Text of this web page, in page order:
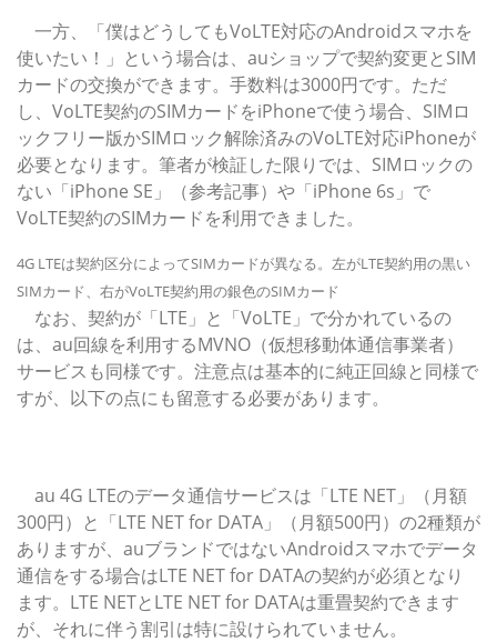
一方、「僕はどうしてもVoLTE対応のAndroidスマホを
使いたい！」という場合は、auショップで契約変更とSIM
カードの交換ができます。手数料は3000円です。ただ
し、VoLTE契約のSIMカードをiPhoneで使う場合、SIMロ
ックフリー版かSIMロック解除済みのVoLTE対応iPhoneが
必要となります。筆者が検証した限りでは、SIMロックの
ない「iPhone SE」（参考記事）や「iPhone 6s」で
VoLTE契約のSIMカードを利用できました。
4G LTEは契約区分によってSIMカードが異なる。左がLTE契約用の黒い
SIMカード、右がVoLTE契約用の銀色のSIMカード
なお、契約が「LTE」と「VoLTE」で分かれているの
は、au回線を利用するMVNO（仮想移動体通信事業者）
サービスも同様です。注意点は基本的に純正回線と同様で
すが、以下の点にも留意する必要があります。
au 4G LTEのデータ通信サービスは「LTE NET」（月額
300円）と「LTE NET for DATA」（月額500円）の2種類が
ありますが、auブランドではないAndroidスマホでデータ
通信をする場合はLTE NET for DATAの契約が必須となり
ます。LTE NETとLTE NET for DATAは重畳契約できます
が、それに伴う割引は特に設けられていません。